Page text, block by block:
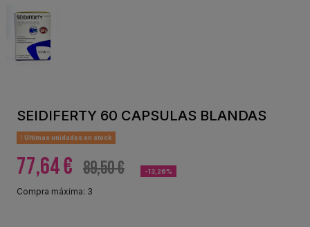
SEIDIFERTY 60 CAPSULAS BLANDAS
Últimas unidades en stock
77,64 € 89,50 € -13,26%
Compra máxima: 3